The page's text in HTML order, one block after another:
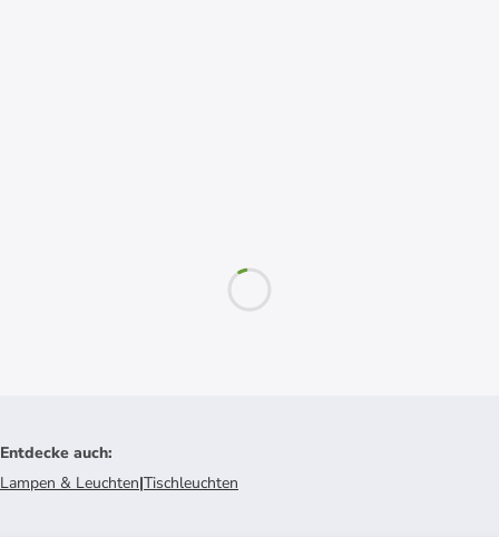
Entdecke auch:
Lampen & Leuchten|Tischleuchten